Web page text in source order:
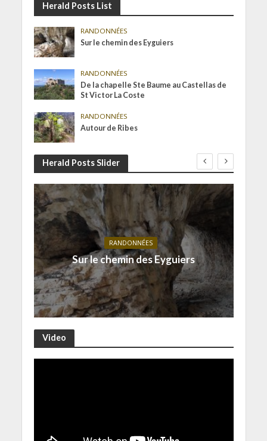
Herald Posts List
RANDONNÉES
Sur le chemin des Eyguiers
RANDONNÉES
De la chapelle Ste Baume au Castellas de
St Victor La Coste
RANDONNÉES
Autour de Ribes
Herald Posts Slider
RANDONNÉES
Sur le chemin des Eyguiers
Video